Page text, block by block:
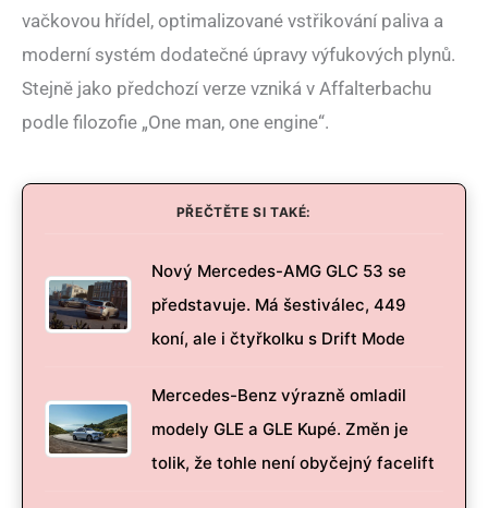
vačkovou hřídel, optimalizované vstřikování paliva a
moderní systém dodatečné úpravy výfukových plynů.
Stejně jako předchozí verze vzniká v Affalterbachu
podle filozofie „One man, one engine“.
PŘEČTĚTE SI TAKÉ:
Nový Mercedes-AMG GLC 53 se
představuje. Má šestiválec, 449
koní, ale i čtyřkolku s Drift Mode
Mercedes-Benz výrazně omladil
modely GLE a GLE Kupé. Změn je
tolik, že tohle není obyčejný facelift